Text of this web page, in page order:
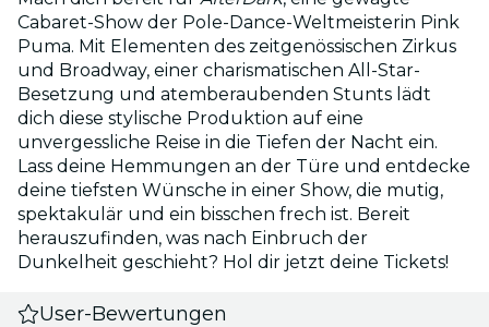
Cabaret-Show der Pole-Dance-Weltmeisterin Pink
Puma. Mit Elementen des zeitgenössischen Zirkus
und Broadway, einer charismatischen All-Star-
Besetzung und atemberaubenden Stunts lädt
dich diese stylische Produktion auf eine
unvergessliche Reise in die Tiefen der Nacht ein.
Lass deine Hemmungen an der Türe und entdecke
deine tiefsten Wünsche in einer Show, die mutig,
spektakulär und ein bisschen frech ist. Bereit
herauszufinden, was nach Einbruch der
Dunkelheit geschieht? Hol dir jetzt deine Tickets!
User-Bewertungen